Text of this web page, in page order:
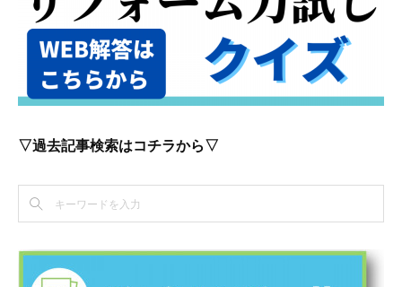
▽過去記事検索はコチラから▽